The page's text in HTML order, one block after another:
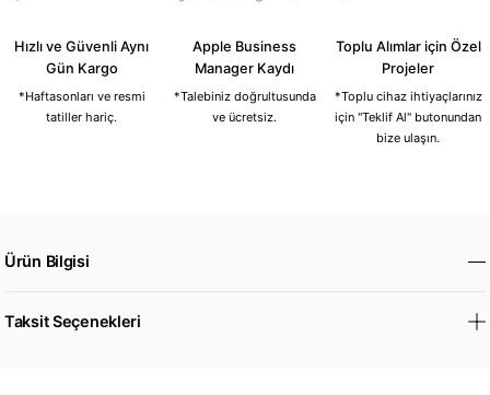
Hızlı ve Güvenli Aynı
Gün Kargo
*Haftasonları ve resmi
tatiller hariç.
Apple Business
Manager Kaydı
*Talebiniz doğrultusunda
ve ücretsiz.
Toplu Alımlar için Özel
Projeler
*Toplu cihaz ihtiyaçlarınız
için "Teklif Al" butonundan
bize ulaşın.
Ürün Bilgisi
Taksit Seçenekleri